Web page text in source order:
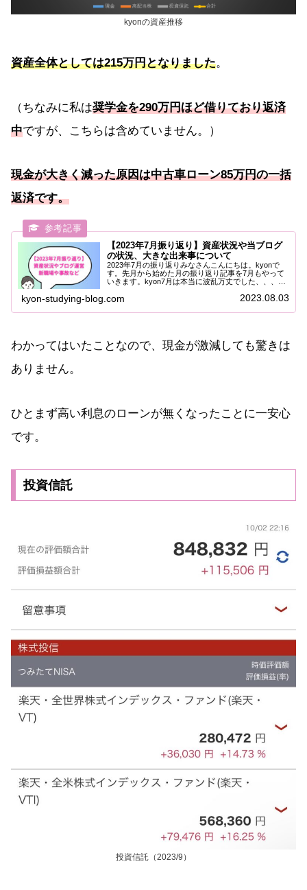
kyonの資産推移
資産全体としては215万円となりました。
（ちなみに私は奨学金を290万円ほど借りており返済
中ですが、こちらは含めていません。）
現金が大きく減った原因は中古車ローン85万円の一括
返済です。
【2023年7月振り返り】資産状況や当ブログ
の状況、大きな出来事について
2023年7月の振り返りみなさんこんにちは。kyonで
す。先月から始めた月の振り返り記事を7月もやって
いきます。kyon7月は本当に波乱万丈でした、、、主
studying-blogの状況一か月の...
kyon-studying-blog.com 2023.08.03
わかってはいたことなので、現金が激減しても驚きは
ありません。
ひとまず高い利息のローンが無くなったことに一安心
です。
投資信託
投資信託（2023/9）